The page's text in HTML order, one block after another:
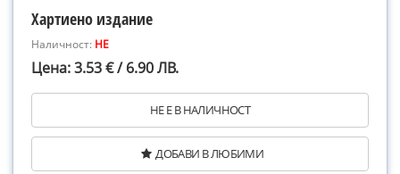
Хартиено издание
Наличност: НЕ
Цена: 3.53 € / 6.90 ЛВ.
НЕ Е В НАЛИЧНОСТ
ДОБАВИ В ЛЮБИМИ